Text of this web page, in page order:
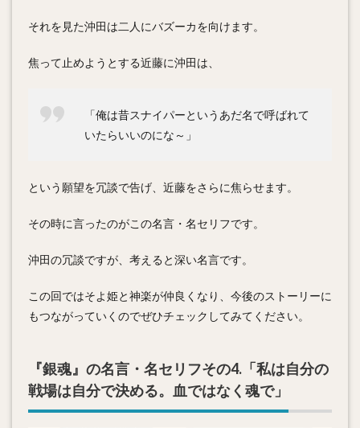
それを見た沖田は二人にバズーカを向けます。
焦って止めようとする近藤に沖田は、
「俺は昔スナイパーというあだ名で呼ばれて
いたらいいのにな～」
という願望を冗談で告げ、近藤をさらに焦らせます。
その時に言ったのがこの名言・名セリフです。
沖田の冗談ですが、考えると深い名言です。
この回ではそよ姫と神楽が仲良くなり、今後のストーリーに
もつながっていくのでぜひチェックしてみてください。
『銀魂』の名言・名セリフその4.「私は自分の
戦場は自分で決める。血ではなく魂で」